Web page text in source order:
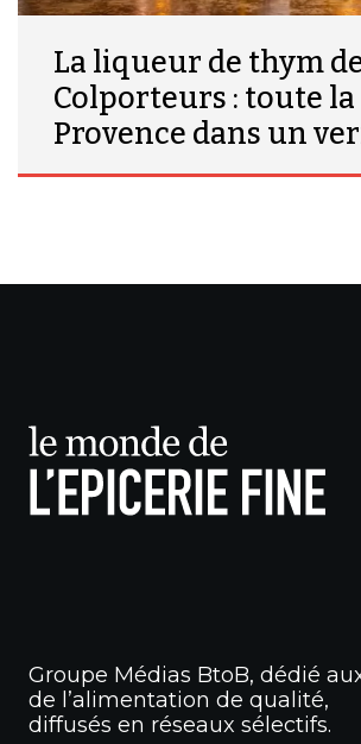
La liqueur de thym
Colporteurs : toute la
Provence dans un
Groupe Médias BtoB, dédié
de l’alimentation de qualité,
diffusés en réseaux sélectifs.